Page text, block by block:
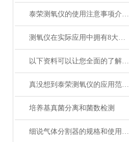
泰荣测氧仪的使用注意事项介绍及操作规程
测氧仪在实际应用中拥有8大特点
以下资料可以让您全面的了解泰荣测氧仪
真没想到泰荣测氧仪的应用范围如此之广
培养基真菌分离和菌数检测
细说气体分割器的规格和使用特长